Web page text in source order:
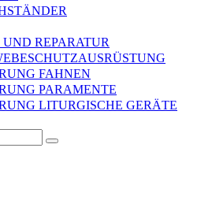
REPARATUR
FAHNEN
PARAMENTE
LITURGISCHE GERÄTE
Senden